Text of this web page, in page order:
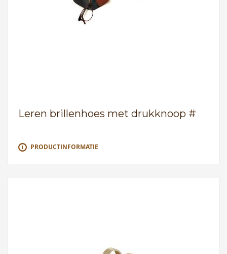
Leren brillenhoes met drukknoop #
PRODUCTINFORMATIE